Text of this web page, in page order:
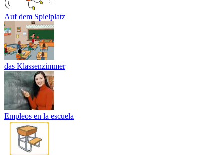
Auf dem Spielplatz
das Klassenzimmer
Empleos en la escuela